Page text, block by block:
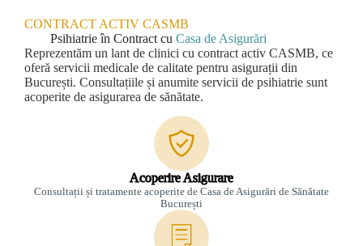
CONTRACT ACTIV CASMB
Psihiatrie în Contract cuCasa de Asigurări
Reprezentăm un lant de clinici cu contract activ CASMB, ce
oferă servicii medicale de calitate pentru asigurații din
București. Consultațiile și anumite servicii de psihiatrie sunt
acoperite de asigurarea de sănătate.
Acoperire Asigurare
Consultații și tratamente acoperite de Casa de Asigurări de Sănătate
București